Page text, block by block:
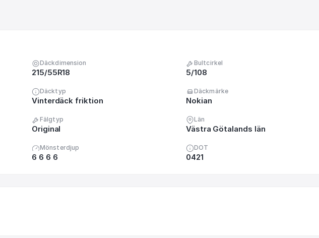
Däckdimension
215/55R18
Bultcirkel
5/108
Däcktyp
Vinterdäck friktion
Däckmärke
Nokian
Fälgtyp
Original
Län
Västra Götalands län
Mönsterdjup
6 6 6 6
DOT
0421